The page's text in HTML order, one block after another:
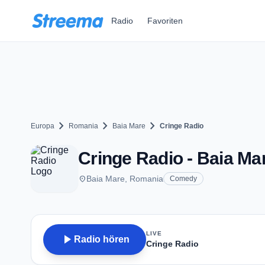
Radio Favoriten
Europa chevron_right Romania chevron_right Baia Mare chevron_right Cringe Radio
Cringe Radio - Baia
placeBaia Mare, Romania Comedy
play_arrow Radio hören
LIVE
Cringe Radio